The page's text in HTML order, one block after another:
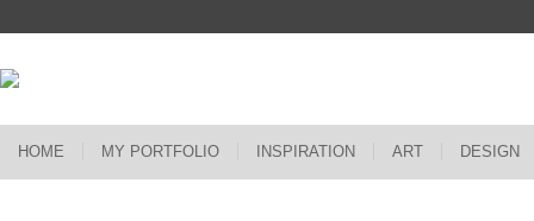
HOME MY PORTFOLIO INSPIRATION ART DESIGN